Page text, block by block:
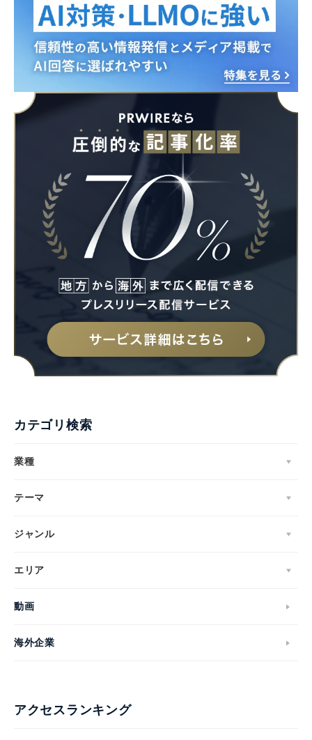
カテゴリ検索
業種
テーマ
ジャンル
エリア
動画
海外企業
アクセスランキング